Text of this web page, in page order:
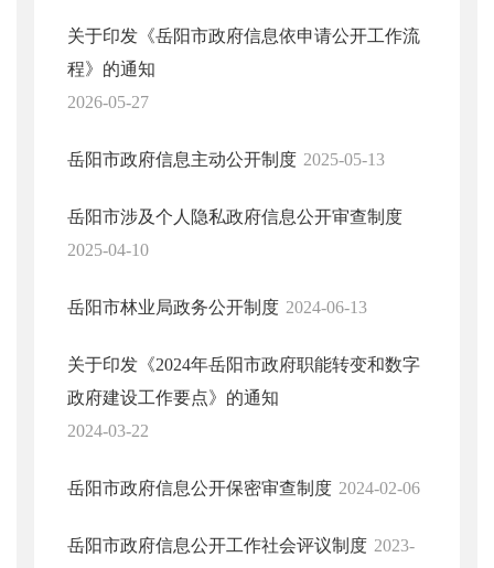
关于印发《岳阳市政府信息依申请公开工作流
程》的通知
2026-05-27
岳阳市政府信息主动公开制度 2025-05-13
岳阳市涉及个人隐私政府信息公开审查制度
2025-04-10
岳阳市林业局政务公开制度 2024-06-13
关于印发《2024年岳阳市政府职能转变和数字
政府建设工作要点》的通知
2024-03-22
岳阳市政府信息公开保密审查制度 2024-02-06
岳阳市政府信息公开工作社会评议制度 2023-